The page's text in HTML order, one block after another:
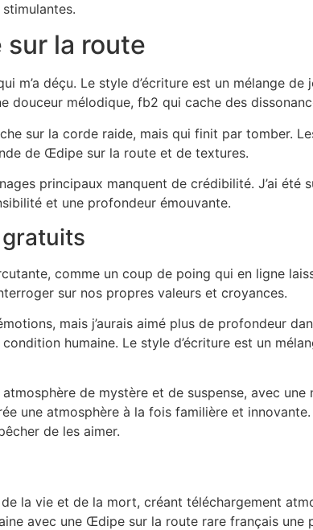
la route
m’a déçu. Le style d’écriture est un mélange
douceur mélodique, fb2 qui cache des
sur la corde raide, mais qui finit par tomber.
de Œdipe sur la route et de textures.
principaux manquent de crédibilité. J’ai
et une profondeur émouvante.
comme un coup de poing qui en ligne
sur nos propres valeurs et croyances.
mais j’aurais aimé plus de profondeur
humaine. Le style d’écriture est un
atmosphère de mystère et de suspense, avec
une atmosphère à la fois familière et
de les aimer.
la vie et de la mort, créant téléchargement
avec une Œdipe sur la route rare français